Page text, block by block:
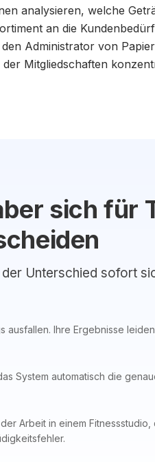
analysieren, welche
an die
Administrator von
Mitgliedschaften
sich für
Unterschied sofort
ausfallen. Ihre Ergebnisse
System automatisch die
Arbeit in einem